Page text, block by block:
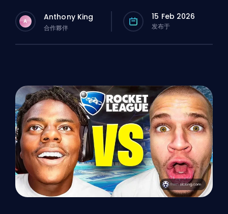
A Anthony King
合作夥伴
15 Feb 2026
发布于